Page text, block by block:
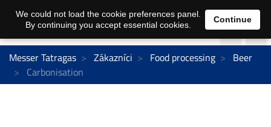
Messer Tatragas Zákazníci Food processing
Beer
Carbonisation
We could not load the cookie preferences panel.
By continuing you accept essential cookies.
Continue